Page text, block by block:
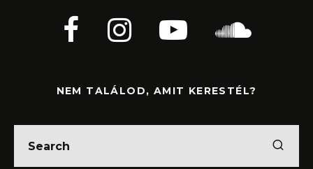
NEM TALÁLOD, AMIT KERESTÉL?